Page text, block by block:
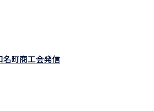
町商工会発信